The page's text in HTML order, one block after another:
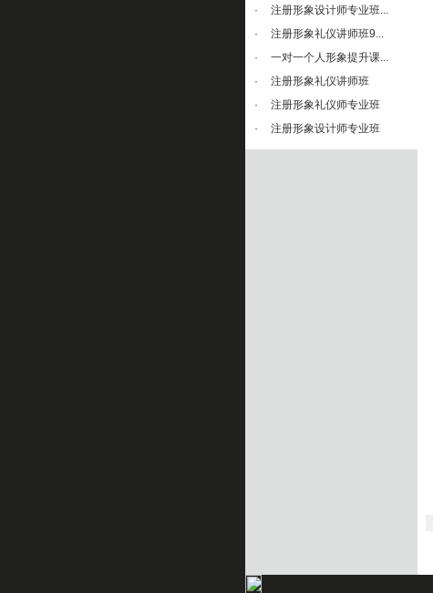
·
注册形象设计师专业班...
·
注册形象礼仪讲师班9...
·
一对一个人形象提升课...
·
注册形象礼仪讲师班
·
注册形象礼仪师专业班
·
注册形象设计师专业班